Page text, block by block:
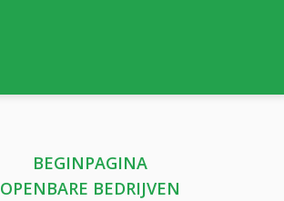
BEGINPAGINA
OPENBARE BEDRIJVEN